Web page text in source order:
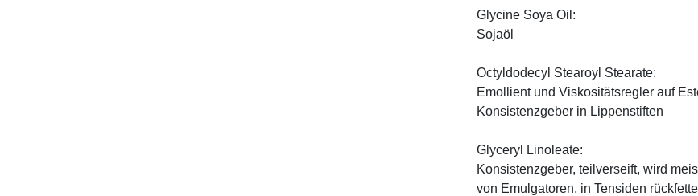
Glycine Soya Oil:
Sojaöl
Octyldodecyl Stearoyl Stearate:
Emollient und Viskositätsregler auf
Konsistenzgeber in Lippenstiften
Glyceryl Linoleate:
Konsistenzgeber, teilverseift, wird
von Emulgatoren, in Tensiden